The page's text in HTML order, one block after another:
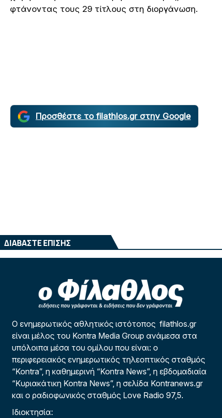
φτάνοντας τους 29 τίτλους στη διοργάνωση.
Προσθέστε το filathlos.gr στην Google
ΔΙΑΒΑΣΤΕ ΕΠΙΣΗΣ
Ο ενημερωτικός αθλητικός ιστότοπος filathlos.gr
είναι μέλος του Kontra Media Group ανάμεσα στα
υπόλοιπα μέσα του ομίλου που είναι: ο
περιφερειακός ενημερωτικός τηλεοπτικός σταθμός
“Kontra”, η καθημερινή “Kontra News”, η εβδομαδιαία
“Κυριακάτικη Kontra News”, η σελίδα Kontranews.gr
και ο ραδιοφωνικός σταθμός Love Radio 97,5.
Ιδιοκτησία: